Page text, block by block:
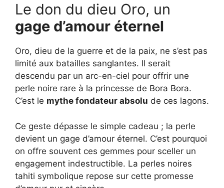
Le don du dieu Oro, un
gage d’amour éternel
Oro, dieu de la guerre et de la paix, ne s’est pas
limité aux batailles sanglantes. Il serait
descendu par un arc-en-ciel pour offrir une
perle noire rare à la princesse de Bora Bora.
C’est le mythe fondateur absolu de ces lagons.
Ce geste dépasse le simple cadeau ; la perle
devient un gage d’amour éternel. C’est pourquoi
on offre souvent ces gemmes pour sceller un
engagement indestructible. La perles noires
tahiti symbolique repose sur cette promesse